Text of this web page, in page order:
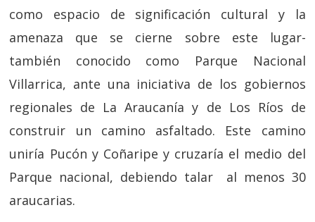
como espacio de significación cultural y la
amenaza que se cierne sobre este lugar-
también conocido como Parque Nacional
Villarrica, ante una iniciativa de los gobiernos
regionales de La Araucanía y de Los Ríos de
construir un camino asfaltado. Este camino
uniría Pucón y Coñaripe y cruzaría el medio del
Parque nacional, debiendo talar al menos 30
araucarias.